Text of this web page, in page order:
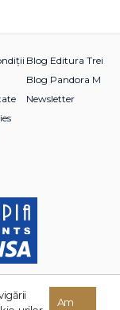
Blog Editura Trei
Blog Pandora M
Newsletter
rezervate.
Am